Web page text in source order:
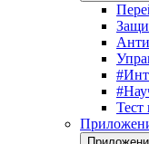
Тест